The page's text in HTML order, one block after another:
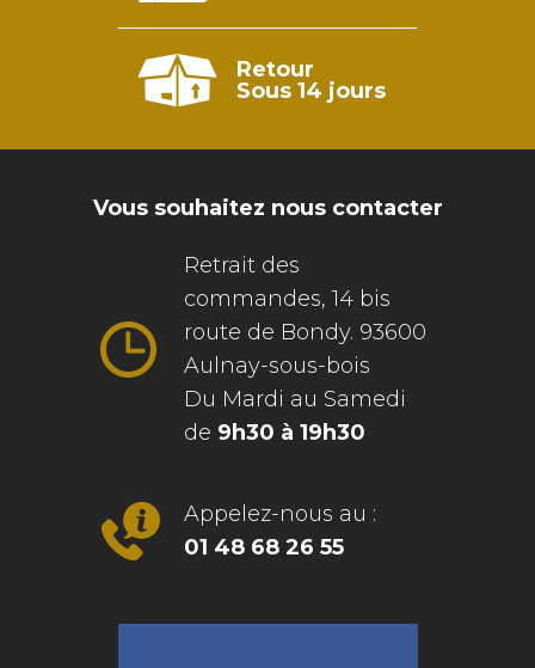
Retour
Sous 14 jours
Vous souhaitez nous contacter
Retrait des
commandes, 14 bis
route de Bondy. 93600
Aulnay-sous-bois
Du Mardi au Samedi
de 9h30 à 19h30
Appelez-nous au :
01 48 68 26 55